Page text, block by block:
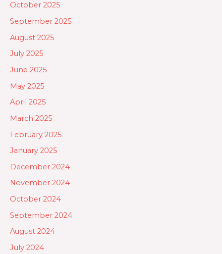
October 2025
September 2025
August 2025
July 2025
June 2025
May 2025
April 2025
March 2025
February 2025
January 2025
December 2024
November 2024
October 2024
September 2024
August 2024
July 2024